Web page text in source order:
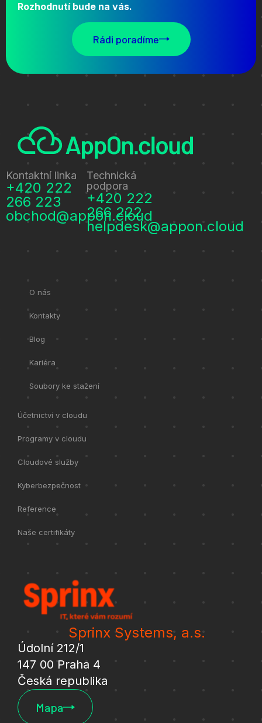
Rozhodnutí bude na vás.
Rádi poradíme
Kontaktní linka
+420 222
266 223
obchod@appon.cloud
Technická
podpora
+420 222
266 222
helpdesk@appon.cloud
O nás
Kontakty
Blog
Kariéra
Soubory ke stažení
Účetnictví v cloudu
Programy v cloudu
Cloudové služby
Kyberbezpečnost
Reference
Naše certifikáty
Sprinx Systems, a.s.
Údolní 212/1
147 00 Praha 4
Česká republika
Mapa